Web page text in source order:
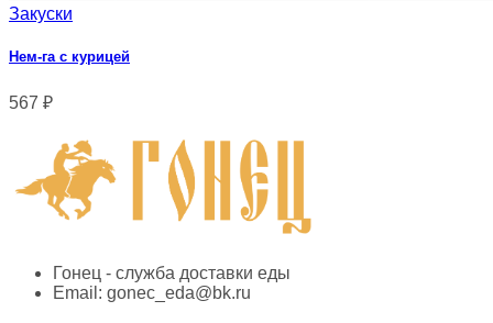
Закуски
Нем-га с курицей
567 ₽
Гонец - служба доставки еды
Email: gonec_eda@bk.ru